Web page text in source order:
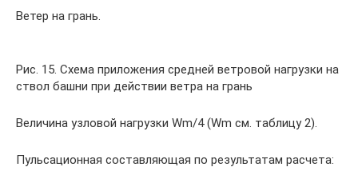
Ветер на грань.
Рис. 15. Схема приложения средней ветровой нагрузки на
ствол башни при действии ветра на грань
Величина узловой нагрузки Wm/4 (Wm см. таблицу 2).
Пульсационная составляющая по результатам расчета: